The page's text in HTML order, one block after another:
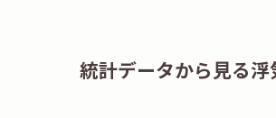
統計データから見る